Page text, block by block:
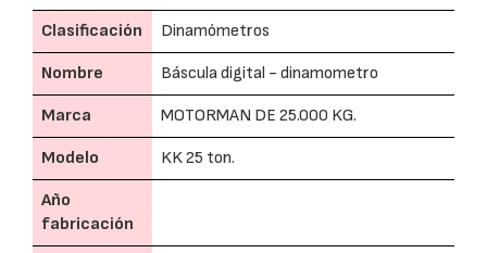
Clasificación Dinamómetros
Nombre Báscula digital - dinamometro
Marca MOTORMAN DE 25.000 KG.
Modelo KK 25 ton.
Año
fabricación